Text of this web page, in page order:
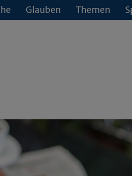
Glauben Themen